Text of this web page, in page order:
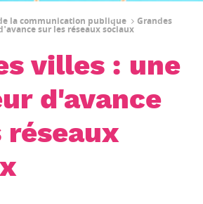
la communication publique Grandes
sur les réseaux sociaux
villes : une
d'avance